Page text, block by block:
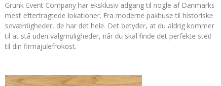
Grunk Event Company har eksklusiv adgang til nogle af Danmarks
mest eftertragtede lokationer. Fra moderne pakhuse til historiske
seværdigheder, de har det hele. Det betyder, at du aldrig kommer
til at stå uden valgmuligheder, når du skal finde det perfekte sted
til din firmajulefrokost.